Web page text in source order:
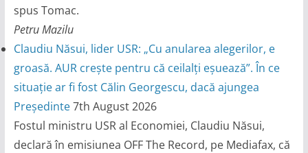
spus Tomac.
Petru Mazilu
Claudiu Năsui, lider USR: „Cu anularea alegerilor, e
groasă. AUR crește pentru că ceilalți eșuează”. În ce
situație ar fi fost Călin Georgescu, dacă ajungea
Președinte7th August 2026
Fostul ministru USR al Economiei, Claudiu Năsui,
declară în emisiunea OFF The Record, pe Mediafax, că